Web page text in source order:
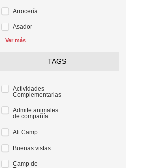
Arrocería
Asador
Ver más
TAGS
Actividades
Complementarias
Admite animales
de compañía
Alt Camp
Buenas vistas
Camp de